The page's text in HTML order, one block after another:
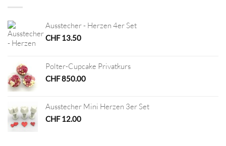
Ausstecher - Herzen 4er Set
CHF13.50
Polter-Cupcake Privatkurs
CHF850.00
Ausstecher Mini Herzen 3er Set
CHF12.00